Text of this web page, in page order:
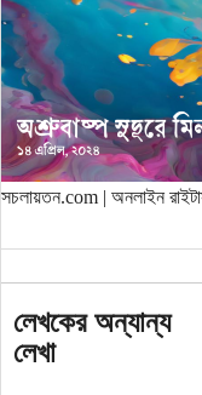
সচলায়তন.com | অনলাইন
লেখকের অন্যান্য
লেখা